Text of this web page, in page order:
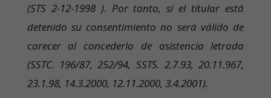
(STS 2-12-1998 ). Por tanto, si el titular está
detenido su consentimiento no será válido de
carecer al concederlo de asistencia letrada
(SSTC. 196/87, 252/94, SSTS. 2.7.93, 20.11.967,
23.1.98, 14.3.2000, 12.11.2000, 3.4.2001).